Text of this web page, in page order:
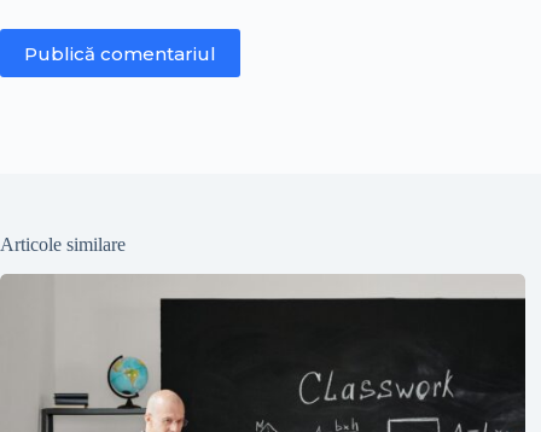
Publică comentariul
Articole similare